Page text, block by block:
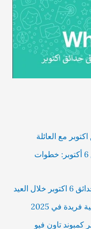
نزهة عائلية ممتعة لأطفالك في حدائق 6 أكتوبر: خطوات
في 2025
كمبوند تاون فيو